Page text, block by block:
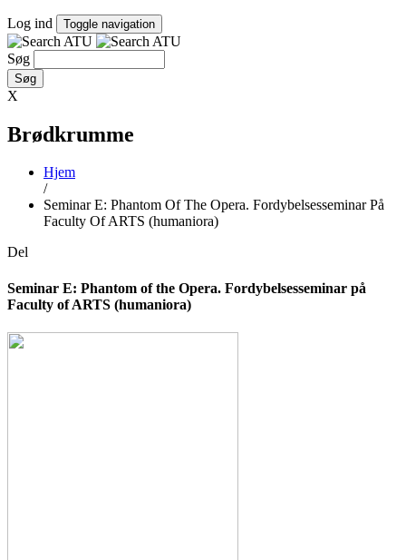
Log ind Toggle navigation
Søg
X
Brødkrumme
Hjem
/
Seminar E: Phantom Of The Opera. Fordybelsesseminar På
Faculty Of ARTS (humaniora)
Del
Seminar E: Phantom of the Opera. Fordybelsesseminar på
Faculty of ARTS (humaniora)